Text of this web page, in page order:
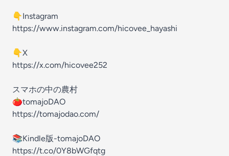
👇Instagram
https://www.instagram.com/hicovee_hayashi
👇X
https://x.com/hicovee252
スマホの中の農村
🍅tomajoDAO
https://tomajodao.com/
📚Kindle版-tomajoDAO
https://t.co/0Y8bWGfqtg